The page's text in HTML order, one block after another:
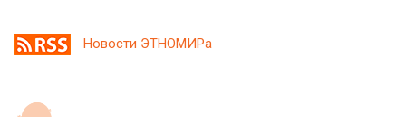
Новости ЭТНОМИРа